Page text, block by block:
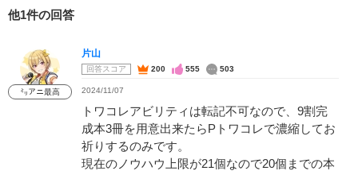
他1件の回答
㍉アニ最高
片山
回答スコア 200 555 503
2024/11/07
トワコレアビリティは転記不可なので、9割完
成本3冊を用意出来たらPトワコレで濃縮してお
祈りするのみです。
現在のノウハウ上限が21個なので20個までの本